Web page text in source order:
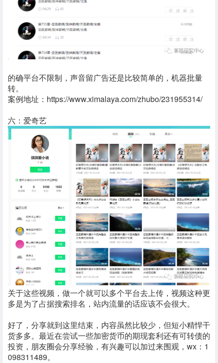
的确平台不限制，声音留广告还是比较简单的，机器批量
转。
案例地址：https://www.ximalaya.com/zhubo/231955314/
六：爱奇艺
关于这些视频，做一个就可以多个平台去上传，视频这种更
多是为了占据搜索排名，站内流量的话应该不会很大。
好了，分享就到这里结束，内容虽然比较少，但短小精悍干
货多多。最近在尝试一些加密货币的期现套利还有可转债的
投资，朋友圈会分享经验，有兴趣可以加过来围观，wx：1
098311489。